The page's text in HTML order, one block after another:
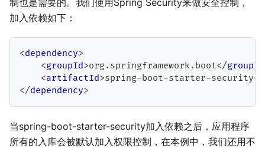
制也是需要的。我们使用Spring Security来做安全控制，
加入依赖如下：
<dependency>
<groupId>org.springframework.boot</groupId
<artifactId>spring-boot-starter-security</
</dependency>
当spring-boot-starter-security加入依赖之后，应用程序
所有的入库会被默认加入权限控制，在本例中，我们还用不